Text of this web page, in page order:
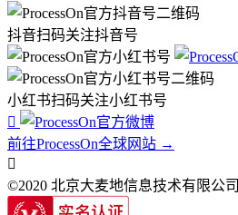
抖音扫码关注抖音号
小红书扫码关注小红书号

前往ProcessOn全球网站 →

©2020 北京大麦地信息技术有限公司